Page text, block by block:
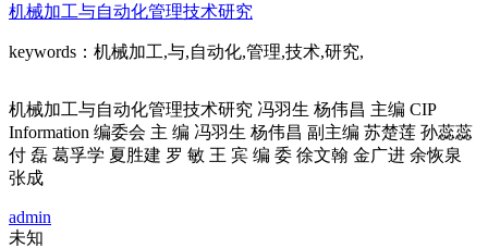
机械加工与自动化管理技术研究
keywords：机械加工,与,自动化,管理,技术,研究,
机械加工与自动化管理技术研究 冯羽生 杨伟昌 主编 CIP
Information 编委会 主 编 冯羽生 杨伟昌 副主编 苏楚莲 孙蕊蕊
付 磊 葛孚学 夏胜建 罗 敏 王 宾 编 委 徐文翰 金广进 余恢泉
张成
admin
未知